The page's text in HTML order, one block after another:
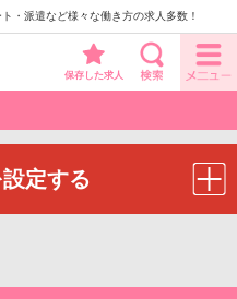
・派遣など様々な働き方の求人多数！
保存した求人
定する